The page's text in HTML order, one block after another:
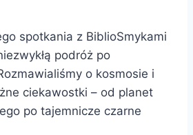
spotkania z BiblioSmykami
podróż po
o kosmosie i
ciekawostki – od planet
po tajemnicze czarne